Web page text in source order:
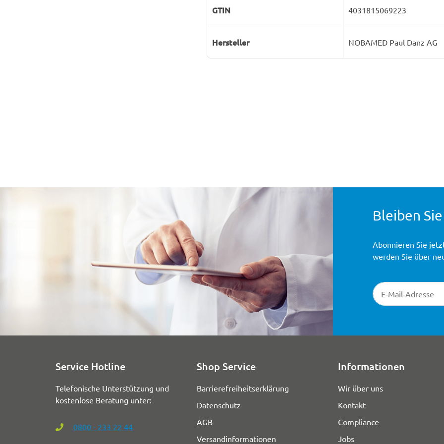
GTIN 4031815069223
Hersteller NOBAMED Paul Danz AG
Bleiben
Newsletter-
Abonnieren Sie
werden Sie über
Service Hotline
Telefonische Unterstützung und
kostenlose Beratung unter:
0800 - 233 22 44
Shop Service
Barrierefreiheitserklärung
Datenschutz
AGB
Versandinformationen
Informationen
Wir über uns
Kontakt
Compliance
Jobs